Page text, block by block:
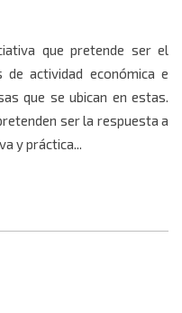
que pretende ser el
actividad económica e
que se ubican en estas.
ser la respuesta a
y práctica...